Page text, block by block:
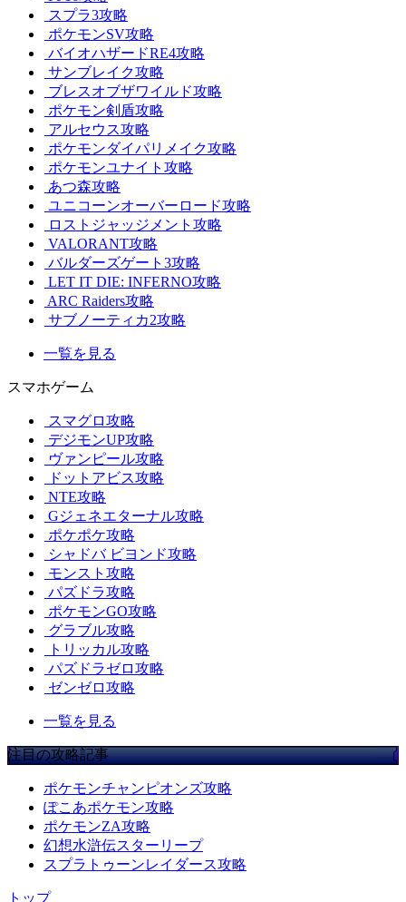
スプラ3攻略
ポケモンSV攻略
バイオハザードRE4攻略
サンブレイク攻略
ブレスオブザワイルド攻略
ポケモン剣盾攻略
アルセウス攻略
ポケモンダイパリメイク攻略
ポケモンユナイト攻略
あつ森攻略
ユニコーンオーバーロード攻略
ロストジャッジメント攻略
VALORANT攻略
バルダーズゲート3攻略
LET IT DIE: INFERNO攻略
ARC Raiders攻略
サブノーティカ2攻略
一覧を見る
スマホゲーム
スマグロ攻略
デジモンUP攻略
ヴァンピール攻略
ドットアビス攻略
NTE攻略
Gジェネエターナル攻略
ポケポケ攻略
シャドバ ビヨンド攻略
モンスト攻略
パズドラ攻略
ポケモンGO攻略
グラブル攻略
トリッカル攻略
パズドラゼロ攻略
ゼンゼロ攻略
一覧を見る
注目の攻略記事
ポケモンチャンピオンズ攻略
ぽこあポケモン攻略
ポケモンZA攻略
幻想水滸伝スターリープ
スプラトゥーンレイダース攻略
トップ